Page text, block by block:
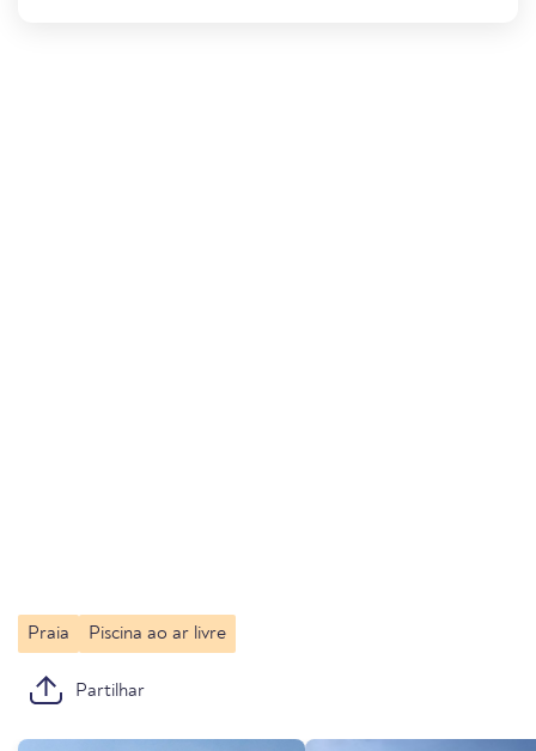
Praia Piscina ao ar livre
Partilhar